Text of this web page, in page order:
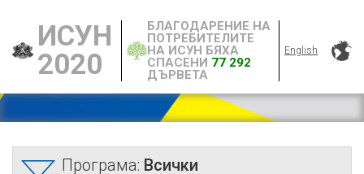
ИСУН
2020
БЛАГОДАРЕНИЕ НА
ПОТРЕБИТЕЛИТЕ
НА ИСУН БЯХА
СПАСЕНИ 77 292
ДЪРВЕТА
English
Програма: Всички